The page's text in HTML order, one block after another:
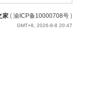
家 ( 渝ICP备10000708号 )
GMT+8, 2026-8-8 20:47